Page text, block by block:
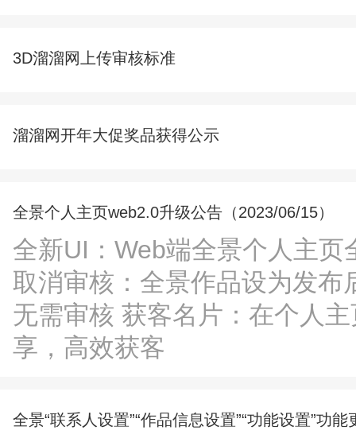
3D溜溜网上传审核标准
溜溜网开年大促奖品获得公示
全景个人主页web2.0升级公告（2023/06/15）
全新UI：Web端全景个人主
取消审核：全景作品设为发
无需审核 获客名片：在个人
享，高效获客
全景“联系人设置”“作品信息设置”“功能设置”功